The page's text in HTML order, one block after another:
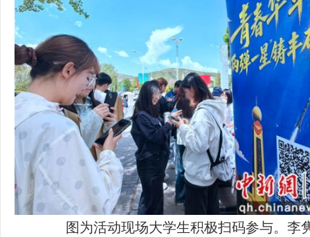
图为活动现场大学生积极扫码参与。李